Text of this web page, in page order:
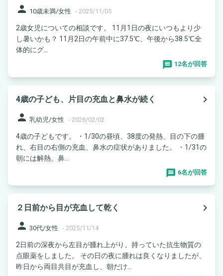
person 10歳未満/女性 - 2025/11/05
2歳女児についての相談です。 11月1日の夜にいつもより少
し暑いかも？ 11月2日の午前中に37.5℃、午後から38.5℃全
体的にグ...
12名が回答
4歳の子ども、片目の充血と鼻水が続く
navigate_next
person 乳幼児/女性 - 2026/02/02
4歳の子どもです。 ・1/30の昼頃、38度の発熱、目の下の腫
れ、右目の右側の充血、鼻水の症状がありました。 ・1/31の
朝には解熱。鼻...
6名が回答
２日前から目が充血して乾く
navigate_next
person 30代/女性 - 2025/11/14
2日前の深夜から左目が腫れ上がり、持っていた抗生物質の
点眼薬をしました。 その日の夜に腫れは良くなりましたが、
昨日から両目共目が充血し、朝だけ...